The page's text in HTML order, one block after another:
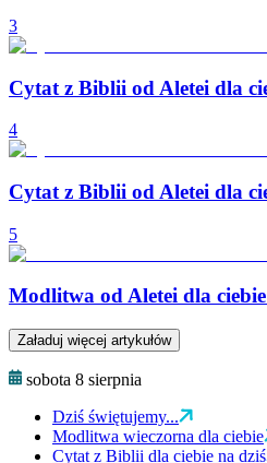
3
Cytat z Biblii od Aletei dla
4
Cytat z Biblii od Aletei dla
5
Modlitwa od Aletei dla
Załaduj więcej artykułów
sobota 8 sierpnia
Dziś świętujemy...
Modlitwa wieczorna dla ciebie
Cytat z Biblii dla ciebie na dziś